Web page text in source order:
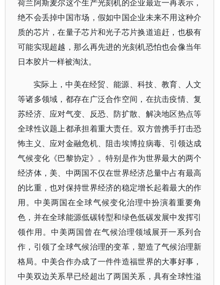
荷兰阿斯麦尔这个生产光刻机的企业最近一再表示，
绝不会丢掉中国市场，假如中国企业未来不用这种介
质的芯片，在量子芯片和光子芯片换道追赶，也极有
可能实现超越，那么再先进的光刻机恐怕也会像当年
日本胶片一样被淘汰。
实际上，中美在经贸、能源、科技、教育、人文
等诸多领域，都存在广泛合作空间，在抗击疫情、复
苏经济、应对气变、反恐、防扩散、解决地区热点等
全球性议题上都承担着重大责任。双方曾携手打击恐
怖主义、应对金融危机、阻击埃博拉病毒、引领达成
气候变化《巴黎协定》。特别是作为世界最大的两个
经济体，美、中两国不仅在世界经济总量中占有最高
的比重，也对保持世界经济的稳定增长起着最大的作
用。中美两国在全球气候变化治理中扮演着重要角
色，并在全球能源低碳转型和绿色低碳发展中发挥引
领作用。中美两国曾在气候治理领域展开一系列合
作，引领了全球气候治理的变革，塑造了气候治理新
格局。中美合作办成了一件件造福世界的大事好事，
中美双边关系早已经超出了两国关系，具有全球性溢